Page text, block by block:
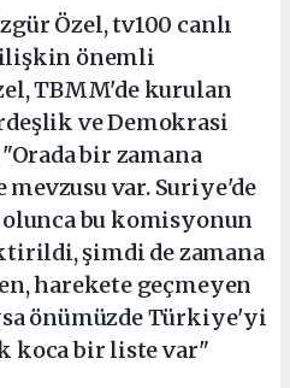
Özel, tv100 canlı
ilişkin önemli
TBMM'de kurulan
ve Demokrasi
bir zamana
var. Suriye'de
bu komisyonun
şimdi de zamana
harekete geçmeyen
önümüzde Türkiye'yi
koca bir liste var"